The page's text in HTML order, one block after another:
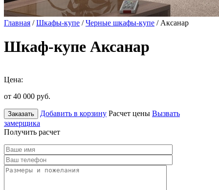
Главная /Шкафы-купе /Черные шкафы-купе / Аксанар
Шкаф-купе Аксанар
Цена:
от 40 000 руб.
Заказать Добавить в корзину Расчет цены Вызвать
замерщика
Получить расчет